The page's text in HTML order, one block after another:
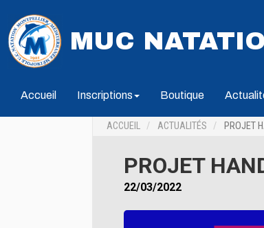
MUC
Accueil Inscriptions Boutique
ACCUEIL ACTUALITÉS PROJET
PROJET
22/03/2022